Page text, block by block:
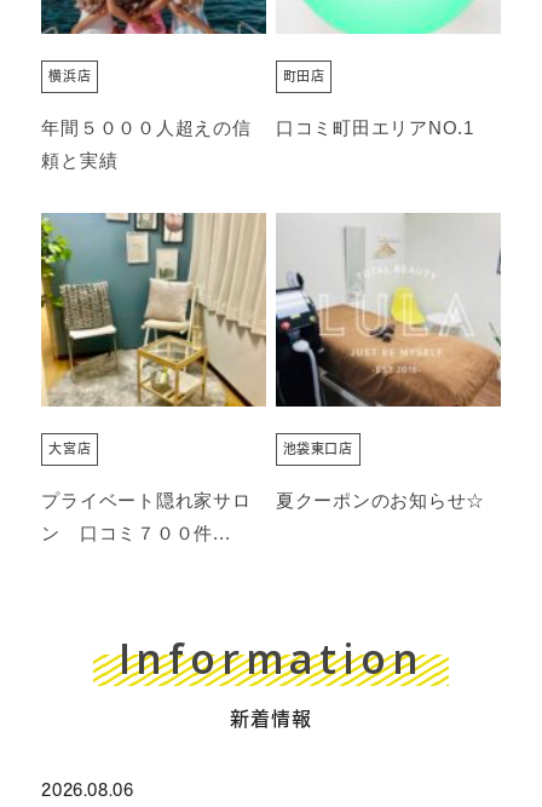
横浜店
年間５０００人超えの信
頼と実績
町田店
口コミ町田エリアNO.1
大宮店
プライベート隠れ家サロ
ン 口コミ７００件...
池袋東口店
夏クーポンのお知らせ☆
Information
新着情報
2026.08.06